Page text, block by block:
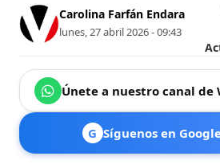
Carolina Farfán Endara
lunes, 27 abril 2026 - 09:43
Únete a nuestro canal de
G Síguenos en